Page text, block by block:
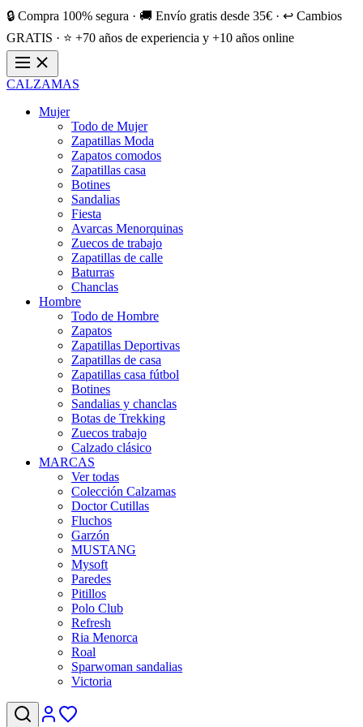
🔒 Compra 100% segura · 🚚 Envío gratis desde 35€ · ↩️ Cambios
GRATIS · ⭐ +70 años de experiencia y +10 años online
CALZAMAS
Mujer
Todo de Mujer
Zapatillas Moda
Zapatos comodos
Zapatillas casa
Botines
Sandalias
Fiesta
Avarcas Menorquinas
Zuecos de trabajo
Zapatillas de calle
Baturras
Chanclas
Hombre
Todo de Hombre
Zapatos
Zapatillas Deportivas
Zapatillas de casa
Zapatillas casa fútbol
Botines
Sandalias y chanclas
Botas de Trekking
Zuecos trabajo
Calzado clásico
MARCAS
Ver todas
Colección Calzamas
Doctor Cutillas
Fluchos
Garzón
MUSTANG
Mysoft
Paredes
Pitillos
Polo Club
Refresh
Ria Menorca
Roal
Sparwoman sandalias
Victoria